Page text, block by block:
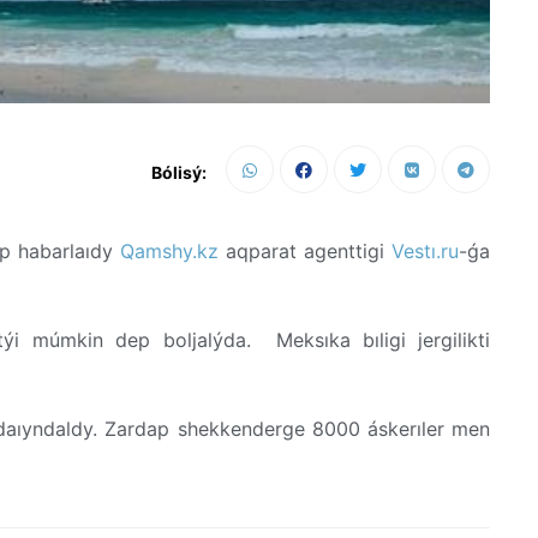
Bólisý:
habarlaıdy Qamshy.kz aqparat agenttigiVestı.ru-ǵa
múmkin dep boljalýda. Meksıka bıligi jergilikti
Zardap shekkenderge 8000 áskerıler men